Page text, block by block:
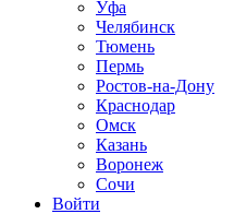
Уфа
Челябинск
Тюмень
Пермь
Ростов-на-Дону
Краснодар
Омск
Казань
Воронеж
Сочи
Войти